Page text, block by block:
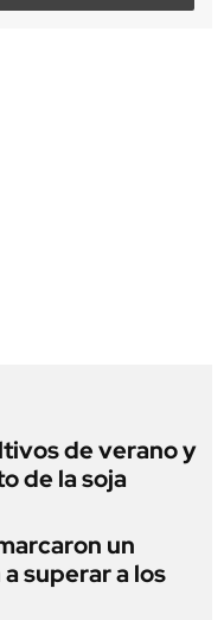
de verano y
de la soja
un
superar a los